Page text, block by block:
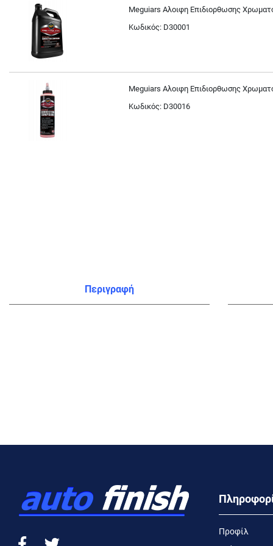
beginning
images
gallery
Ομαδοποιημένου
Προϊόντος
Meguiars Αλοιφη Επιδιορθωσης
Κωδικός: D30001
Meguiars Αλοιφη Επιδιορθωσης
Κωδικός: D30016
Περιγραφή
Προφίλ